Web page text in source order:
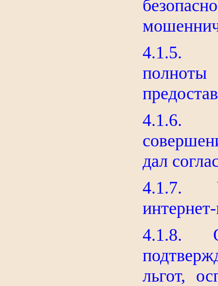
4.1.5.
4.1.6.
дал
4.1.7.
4.1.8.
льгот,